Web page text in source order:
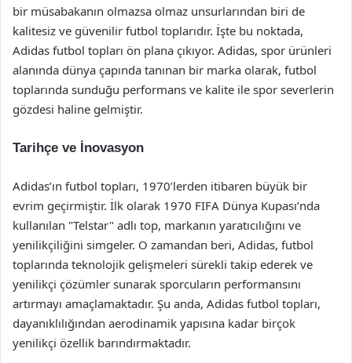
bir müsabakanın olmazsa olmaz unsurlarından biri de
kalitesiz ve güvenilir futbol toplarıdır. İşte bu noktada,
Adidas futbol topları ön plana çıkıyor. Adidas, spor ürünleri
alanında dünya çapında tanınan bir marka olarak, futbol
toplarında sunduğu performans ve kalite ile spor severlerin
gözdesi haline gelmiştir.
Tarihçe ve İnovasyon
Adidas’ın futbol topları, 1970’lerden itibaren büyük bir
evrim geçirmiştir. İlk olarak 1970 FIFA Dünya Kupası’nda
kullanılan "Telstar" adlı top, markanın yaratıcılığını ve
yenilikçiliğini simgeler. O zamandan beri, Adidas, futbol
toplarında teknolojik gelişmeleri sürekli takip ederek ve
yenilikçi çözümler sunarak sporcuların performansını
artırmayı amaçlamaktadır. Şu anda, Adidas futbol topları,
dayanıklılığından aerodinamik yapısına kadar birçok
yenilikçi özellik barındırmaktadır.